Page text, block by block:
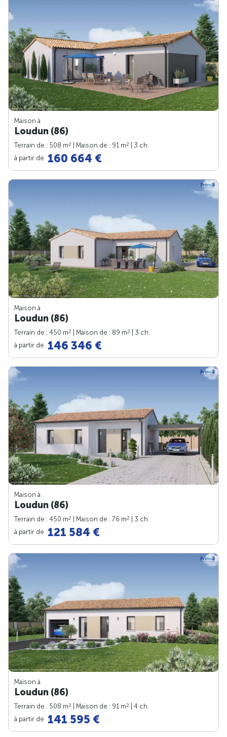
Maison à
Loudun (86)
Terrain de : 508 m2 | Maison de : 91 m2
| 3 ch.
à partir de 160 664 €
Maison à
Loudun (86)
Terrain de : 450 m2 | Maison de : 89 m2
| 3 ch.
à partir de 146 346 €
Maison à
Loudun (86)
Terrain de : 450 m2 | Maison de : 76 m2
| 3 ch.
à partir de 121 584 €
Maison à
Loudun (86)
Terrain de : 508 m2 | Maison de : 91 m2
| 4 ch.
à partir de 141 595 €